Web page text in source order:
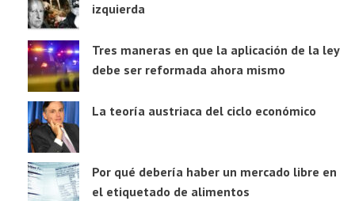
izquierda
Tres maneras en que la aplicación de la ley
debe ser reformada ahora mismo
La teoría austriaca del ciclo económico
Por qué debería haber un mercado libre en
el etiquetado de alimentos